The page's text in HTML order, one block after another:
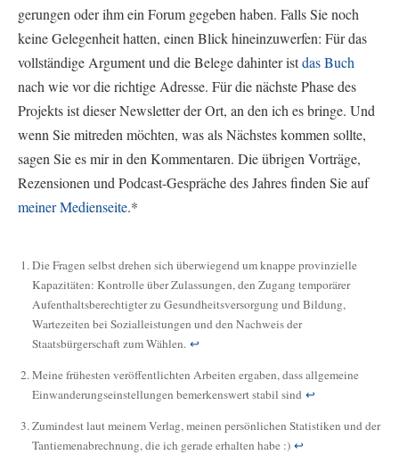
gerungen oder ihm ein Forum gegeben haben. Falls Sie noch
keine Gelegenheit hatten, einen Blick hineinzuwerfen: Für das
vollständige Argument und die Belege dahinter istdas Buch
nach wie vor die richtige Adresse. Für die nächste Phase des
Projekts ist dieser Newsletter der Ort, an den ich es bringe. Und
wenn Sie mitreden möchten, was als Nächstes kommen sollte,
sagen Sie es mir in den Kommentaren. Die übrigen Vorträge,
Rezensionen und Podcast-Gespräche des Jahres finden Sie auf
meiner Medienseite.*
Die Fragen selbst drehen sich überwiegend um knappe provinzielle
Kapazitäten: Kontrolle über Zulassungen, den Zugang temporärer
Aufenthaltsberechtigter zu Gesundheitsversorgung und Bildung,
Wartezeiten bei Sozialleistungen und den Nachweis der
Staatsbürgerschaft zum Wählen. ↩
Meine frühesten veröffentlichten Arbeiten ergaben, dass allgemeine
Einwanderungseinstellungen bemerkenswert stabil sind ↩
Zumindest laut meinem Verlag, meinen persönlichen Statistiken und der
Tantiemenabrechnung, die ich gerade erhalten habe :) ↩